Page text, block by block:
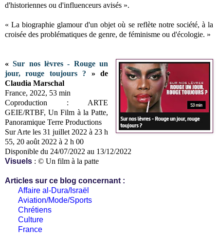
d'historiennes ou d'influenceurs avisés ».
« La biographie glamour d'un objet où se reflète notre société, à la
croisée des problématiques de genre, de féminisme ou d'écologie. »
«Sur nos lèvres - Rouge un
jour, rouge toujours ? » de
Claudia Marschal
France, 2022, 53 min
Coproduction : ARTE
GEIE/RTBF, Un Film à la Patte,
Panoramique Terre Productions
Sur Arte les 31 juillet 2022 à 23 h
55, 20 août 2022 à 2 h 00
Disponible du 24/07/2022 au 13/12/2022
Visuels : © Un film à la patte
Articles sur ce blog concernant :
Affaire al-Dura/Israël
Aviation/Mode/Sports
Chrétiens
Culture
France